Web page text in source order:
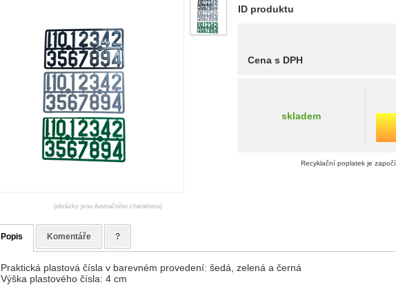
(obrázky jsou ilustračního charakteru)
ID produktu
Cena s DPH
skladem
Recyklační poplatek je
Popis Komentáře ?
Praktická plastová čísla v barevném provedení: šedá, zelená a černá
Výška plastového čísla: 4 cm